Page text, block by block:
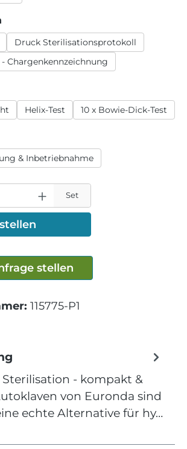
Druck Sterilisationsprotokoll
Chargenkennzeichnung
Helix-Test 10 x Bowie-Dick-Test
& Inbetriebnahme
Set
stellen
115775-P1
Sterilisation - kompakt &
von Euronda sind
echte Alternative für hy…